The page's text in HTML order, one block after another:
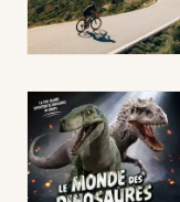
Choisir mes